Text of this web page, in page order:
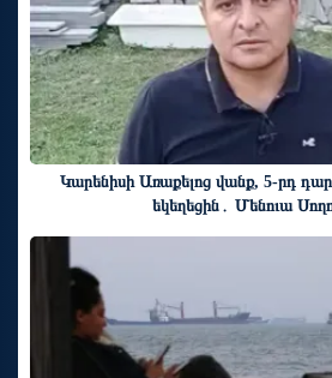
Կարենիսի Առաքելոց վանք, 5-րդ
եկեղեցին․ Մենուա